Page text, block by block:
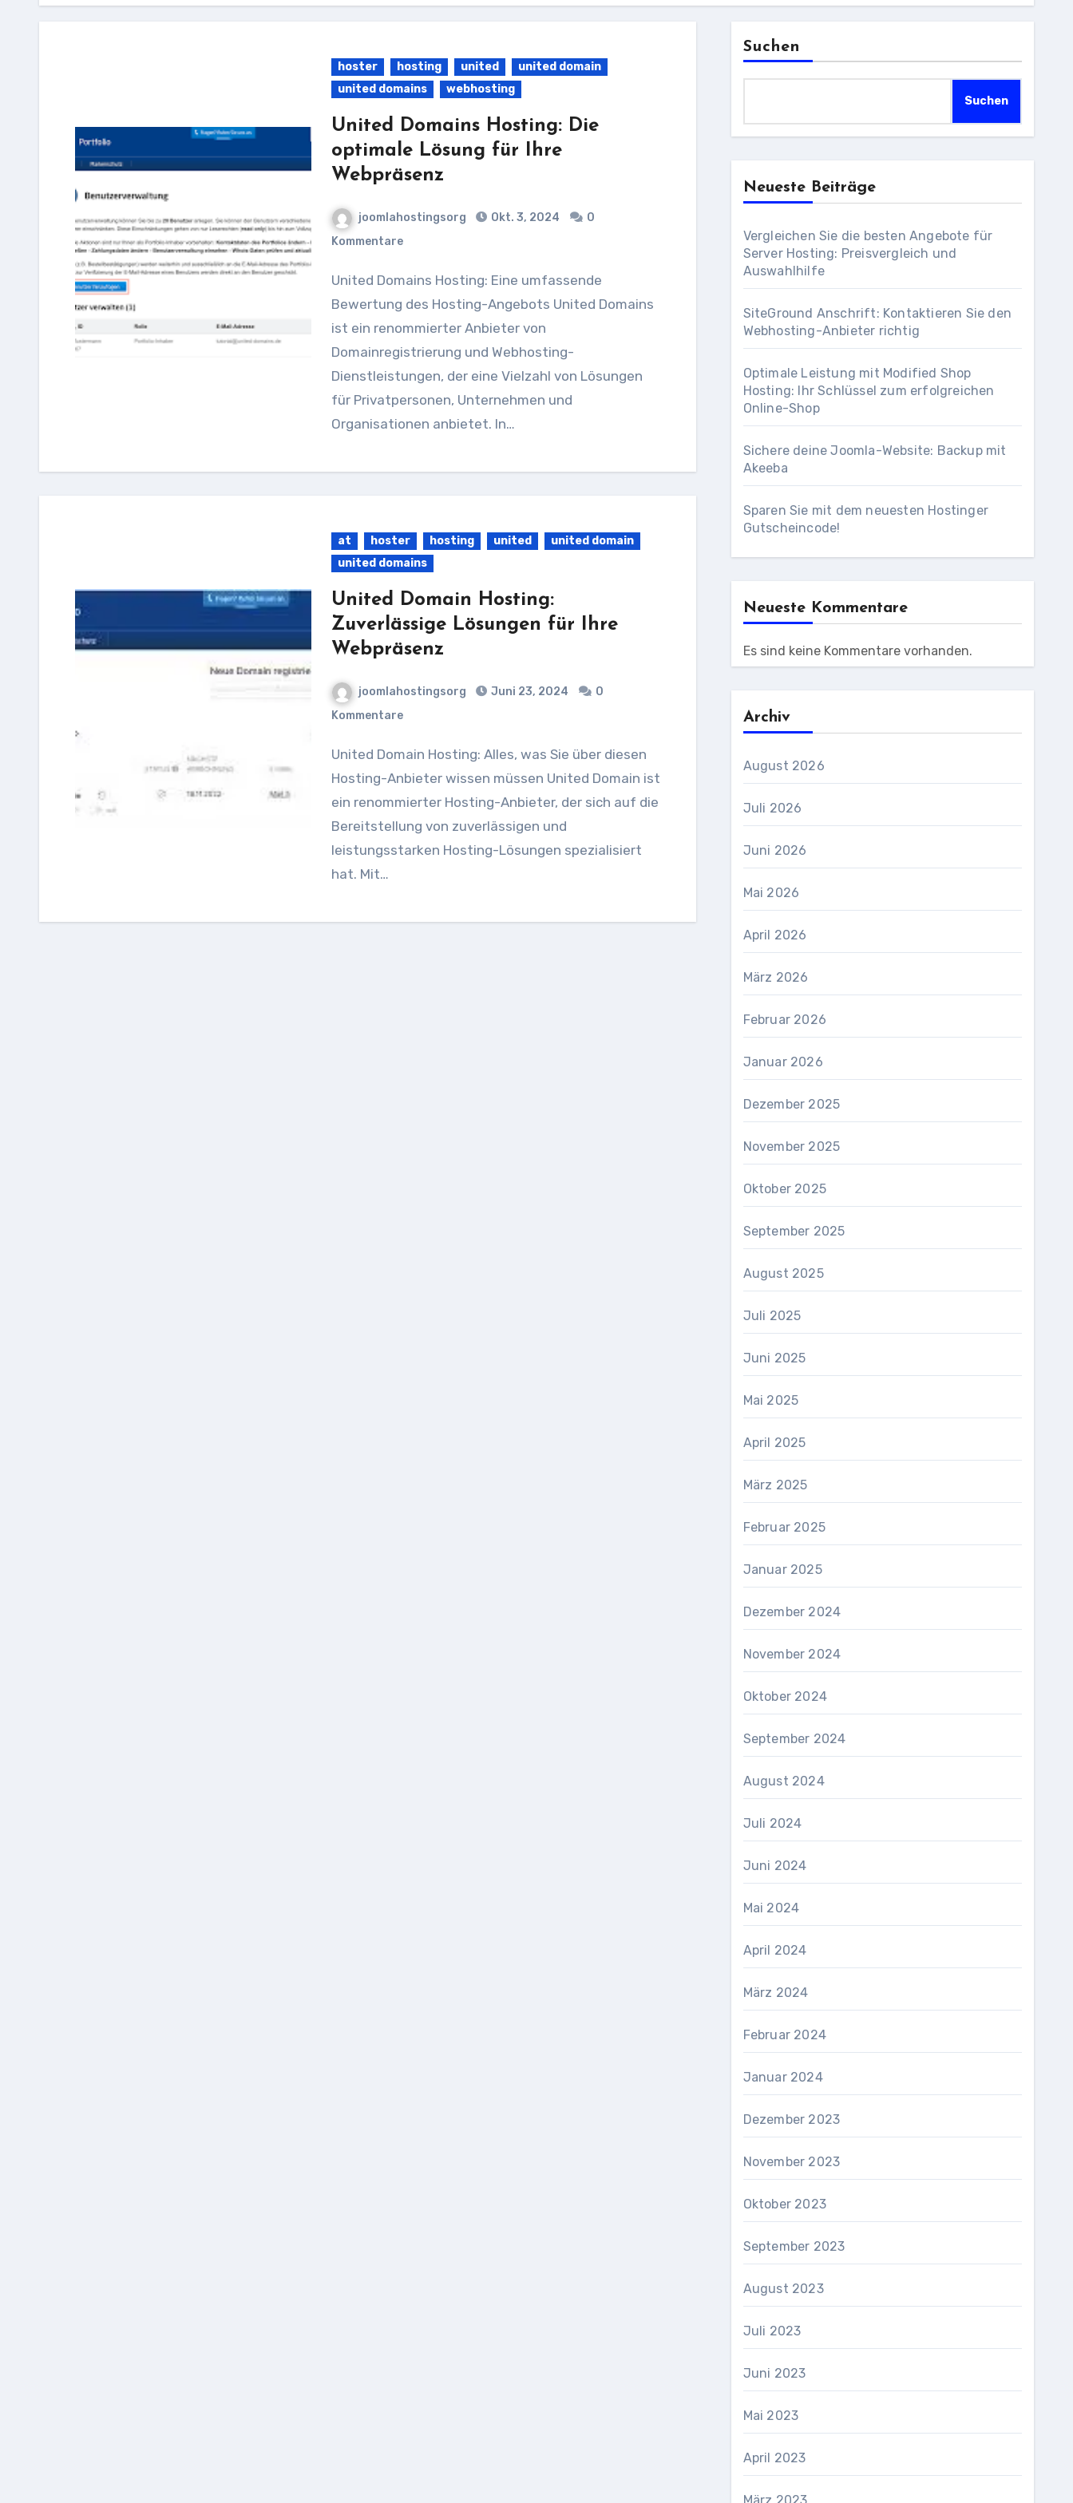
hoster hosting united
united domain
united domains
webhosting
United Domains Hosting: Die
optimale Lösung für Ihre
Webpräsenz
joomlahostingsorg Okt. 3, 2024
0
Kommentare
United Domains Hosting: Eine umfassende
Bewertung des Hosting-Angebots United Domains
ist ein renommierter Anbieter von
Domainregistrierung und Webhosting-
Dienstleistungen, der eine Vielzahl von Lösungen
für Privatpersonen, Unternehmen und
Organisationen anbietet. In…
at hoster hosting united
united domain
united domains
United Domain Hosting:
Zuverlässige Lösungen für Ihre
Webpräsenz
joomlahostingsorg Juni 23, 2024
0
Kommentare
United Domain Hosting: Alles, was Sie über diesen
Hosting-Anbieter wissen müssen United Domain ist
ein renommierter Hosting-Anbieter, der sich auf die
Bereitstellung von zuverlässigen und
leistungsstarken Hosting-Lösungen spezialisiert
hat. Mit…
Suchen
Suchen
Neueste Beiträge
Vergleichen Sie die besten Angebote für
Server Hosting: Preisvergleich und
Auswahlhilfe
SiteGround Anschrift: Kontaktieren Sie den
Webhosting-Anbieter richtig
Optimale Leistung mit Modified Shop
Hosting: Ihr Schlüssel zum erfolgreichen
Online-Shop
Sichere deine Joomla-Website: Backup mit
Akeeba
Sparen Sie mit dem neuesten Hostinger
Gutscheincode!
Neueste Kommentare
Es sind keine Kommentare vorhanden.
Archiv
August 2026
Juli 2026
Juni 2026
Mai 2026
April 2026
März 2026
Februar 2026
Januar 2026
Dezember 2025
November 2025
Oktober 2025
September 2025
August 2025
Juli 2025
Juni 2025
Mai 2025
April 2025
März 2025
Februar 2025
Januar 2025
Dezember 2024
November 2024
Oktober 2024
September 2024
August 2024
Juli 2024
Juni 2024
Mai 2024
April 2024
März 2024
Februar 2024
Januar 2024
Dezember 2023
November 2023
Oktober 2023
September 2023
August 2023
Juli 2023
Juni 2023
Mai 2023
April 2023